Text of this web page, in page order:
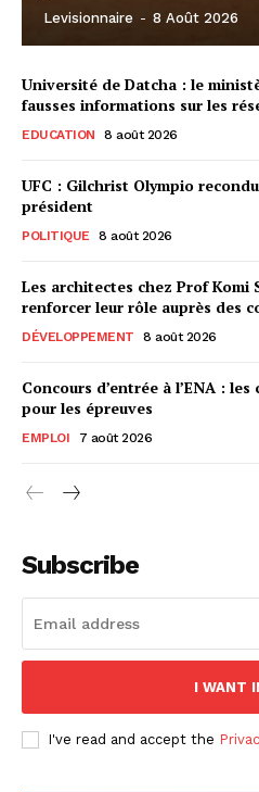
Levisionnaire - 8 Août 2026
Université de Datcha : le
fausses informations sur les
EDUCATION 8 août 2026
UFC : Gilchrist Olympio
président
POLITIQUE 8 août 2026
Les architectes chez Prof Komi
renforcer leur rôle auprès des
DÉVELOPPEMENT 8 août 2026
Concours d’entrée à l’ENA :
pour les épreuves
EMPLOI 7 août 2026
Subscribe
I WANT
I've read and accept the